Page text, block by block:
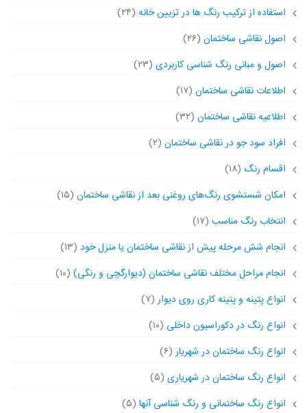
استفاده از ترکیب رنگ ها در تزیین خانه (۲۴)
اصول نقاشی ساختمان (۲۶)
اصول و مبانی رنگ شناسی کاربردی (۲۳)
اطلاعات نقاشی ساختمان (۱۷)
اطلاعیه نقاشی ساختمان (۳۲)
افراد سود جو در نقاشی ساختمان (۲)
اقسام رنگ (۱۸)
امکان شستشوی رنگ‌های روغنی بعد از نقاشی ساختمان (۱۵)
انتخاب رنگ مناسب (۱۷)
انجام شش مرحله پیش از نقاشی ساختمان یا منزل خود (۱۳)
انجام مراحل مختلف نقاشی ساختمان (دیوارگچی و رنگی) (۱۰)
انواع پتینه و پتینه کاری روی دیوار(۷)
انواع رنگ در دکوراسیون داخلی (۱۰)
انواع رنگ ساختمان در شهریار(۶)
انواع رنگ ساختمان در شهریاری (۵)
انواع رنگ ساختمانی و رنگ شناسی آنها (۵)